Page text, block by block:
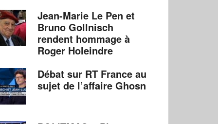
Jean-Marie Le Pen et
Bruno Gollnisch
rendent hommage à
Roger Holeindre
Débat sur RT France au
sujet de l’affaire Ghosn